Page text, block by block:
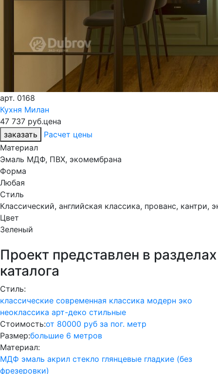
арт. 0168
Кухня Милан
47 737 руб.цена
заказать
Расчет цены
Материал
Эмаль МДФ, ПВХ, экомембрана
Форма
Любая
Стиль
Классический, английская классика, прованс, кантри,
Цвет
Зеленый
Проект представлен в разделах
каталога
Стиль:
классические современная классика модерн эко
неоклассика арт-деко стильные
Стоимость:от 80000 руб за пог. метр
Размер:большие 6 метров
Материал:
МДФ эмаль акрил стекло глянцевые гладкие (без
фрезеровки)